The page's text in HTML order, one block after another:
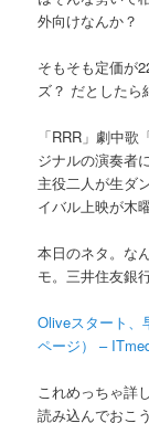
外向けなんか？
そもそも定価が
ズ？ だとしたら
「RRR」劇中
ジナルの演奏者
主役二人が生ダ
イバル上映が木
本日のネタ。な
モ。三井住友銀
Oliveスタート
ページ） –
これめっちゃ詳
読み込んでおこう